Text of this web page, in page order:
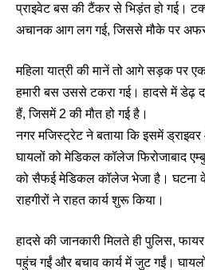
प्राइवेट बस की टैंकर से भिड़ंत हो गई।
अचानक आग लग गई, जिससे मौके पर
महिला यात्री की मानें तो आगे सड़क पर
हमारी बस उससे टकरा गई। हादसे में डेढ़
हैं, जिसमें 2 की मौत हो गई है।
नगर मजिस्ट्रेट ने बताया कि इसमें
घायलों को मेडिकल कॉलेज फिरोजाबाद
को सैफई मेडिकल कॉलेज भेजा है। घटना के
राहगीरों ने राहत कार्य शुरू किया।
हादसे की जानकारी मिलते ही पुलिस,
पहुंच गईं और बचाव कार्य में जुट गईं।